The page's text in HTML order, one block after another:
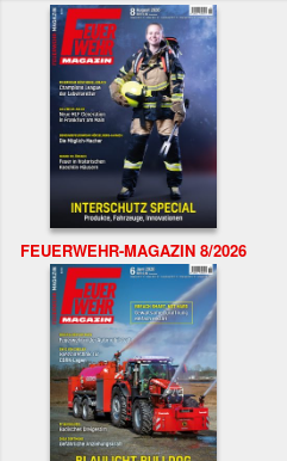
FEUERWEHR-MAGAZIN 8/2026